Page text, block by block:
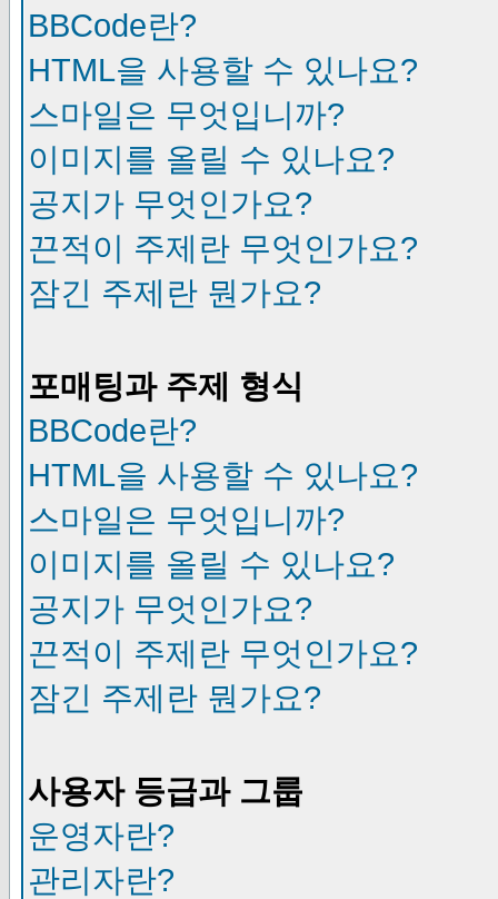
BBCode란?
HTML을 사용할 수 있나요?
스마일은 무엇입니까?
이미지를 올릴 수 있나요?
공지가 무엇인가요?
끈적이 주제란 무엇인가요?
잠긴 주제란 뭔가요?
포매팅과 주제 형식
BBCode란?
HTML을 사용할 수 있나요?
스마일은 무엇입니까?
이미지를 올릴 수 있나요?
공지가 무엇인가요?
끈적이 주제란 무엇인가요?
잠긴 주제란 뭔가요?
사용자 등급과 그룹
운영자란?
관리자란?